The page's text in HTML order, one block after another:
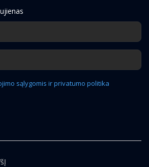
sąlygomis ir privatumo politika